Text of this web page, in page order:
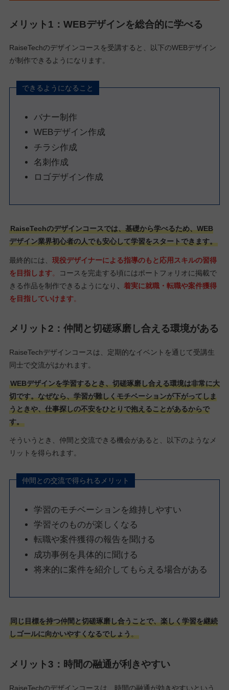
メリット1：WEBデザインを総合的に学べる
RaiseTechのデザインコースを受講すると、以下のWEBデザイン
が制作できるようになります。
できるようになること
バナー制作
WEBデザイン作成
チラシ作成
名刺作成
ロゴデザイン作成
RaiseTechのデザインコースでは、基礎から学べるため、WEB
デザイン業界初心者の人でも安心して学習をスタートできます。
最終的には、 現役デザイナーによる指導のもと応用スキルの習得
を目指します。
コースを完走する頃にはポートフォリオに掲載で
きる作品を制作できるようになり 、 着実に就職・転職や案件獲得
を目指していけます。
メリット2：仲間と切磋琢磨し合える環境がある
RaiseTechデザインコースは、定期的なイベントを通じて受講生
同士で交流がはかれます。
WEBデザインを学習するとき、切磋琢磨し合える環境は非常に大
切です。なぜなら、学習が難しくモチベーションが下がってしま
うときや、仕事探しの不安をひとりで抱えることがあるからで
す。
そういうとき、仲間と交流できる機会があると、以下のようなメ
リットを得られます。
仲間との交流で得られるメリット
学習のモチベーションを維持しやすい
学習そのものが楽しくなる
転職や案件獲得の報告を聞ける
成功事例を具体的に聞ける
将来的に案件を紹介してもらえる場合がある
同じ目標を持つ仲間と切磋琢磨し合うことで、楽しく学習を継続
しゴールに向かいやすくなるでしょう。
メリット3：時間の融通が利きやすい
RaiseTechのデザインコースは、時間の融通が効きやすいという